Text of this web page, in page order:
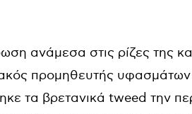
ανάμεσα στις ρίζες της
προμηθευτής
τα βρετανικά tweed την